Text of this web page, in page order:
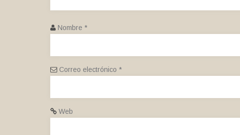
Nombre *
Correo electrónico *
Web